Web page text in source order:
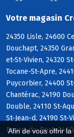
Afin de vous offrir la
Votre magasin
24350 Lisle, 24600
Douchapt, 24350
et-St-Vivien, 24320
Tocane-St-Apre,
Puycorbier, 24400
Chantérac, 24190
Double, 24110 St-
St-Jean-d, 24190 St-
Bourg-du-Bost,